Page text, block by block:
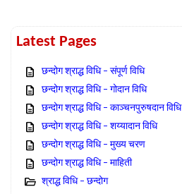
Latest Pages
छन्दोग श्राद्ध विधि – संपूर्ण विधि
छन्दोग श्राद्ध विधि – गोदान विधि
छन्दोग श्राद्ध विधि – काञ्चनपुरुषदान विधि
छन्दोग श्राद्ध विधि – शय्यादान विधि
छन्दोग श्राद्ध विधि – मुख्य चरण
छन्दोग श्राद्ध विधि – माहिती
श्राद्ध विधि – छन्दोग